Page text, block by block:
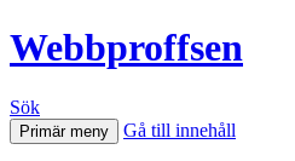
Webbproffsen
Sök
Primär meny Gå till innehåll